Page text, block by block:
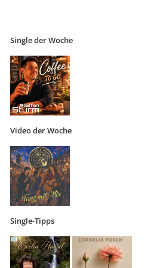
Single der Woche
Video der Woche
Single-Tipps